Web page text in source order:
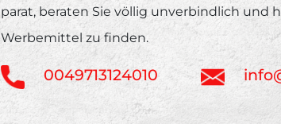
parat, beraten Sie völlig unverbindlich und
Werbemittel zu finden.
0049713124010